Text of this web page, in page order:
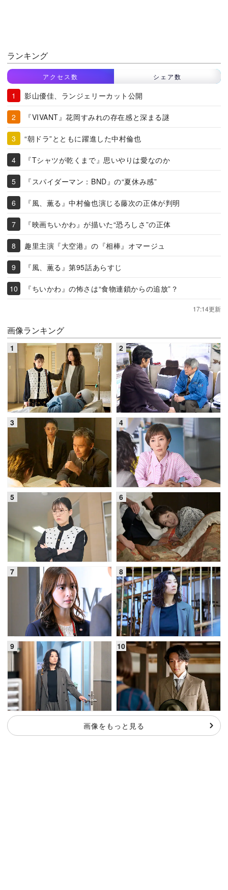
ランキング
アクセス数 シェア数
影山優佳、ランジェリーカット公開
『VIVANT』花岡すみれの存在感と深まる謎
“朝ドラ”とともに躍進した中村倫也
『Tシャツが乾くまで』思いやりは愛なのか
『スパイダーマン：BND』の“夏休み感”
『風、薫る』中村倫也演じる藤次の正体が判明
『映画ちいかわ』が描いた“恐ろしさ”の正体
趣里主演『大空港』の『相棒』オマージュ
『風、薫る』第95話あらすじ
『ちいかわ』の怖さは“食物連鎖からの追放”？
17:14更新
画像ランキング
画像をもっと見る